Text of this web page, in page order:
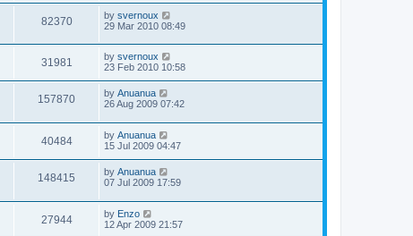
82370 by svernoux
29 Mar 2010 08:49
31981 by svernoux
23 Feb 2010 10:58
157870 by Anuanua
26 Aug 2009 07:42
40484 by Anuanua
15 Jul 2009 04:47
148415 by Anuanua
07 Jul 2009 17:59
27944 by Enzo
12 Apr 2009 21:57